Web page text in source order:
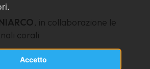
Accetto
, in collaborazione le
corali